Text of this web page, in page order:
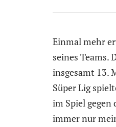
Einmal mehr
seines Teams.
insgesamt 13.
Süper Lig
im Spiel
immer nur